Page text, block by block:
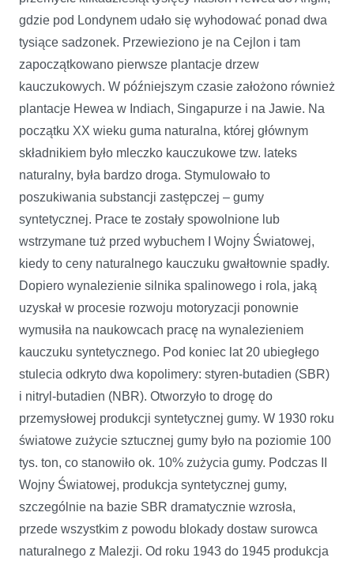
gdzie pod Londynem udało się wyhodować ponad dwa
tysiące sadzonek. Przewieziono je na Cejlon i tam
zapoczątkowano pierwsze plantacje drzew
kauczukowych. W późniejszym czasie założono również
plantacje Hewea w Indiach, Singapurze i na Jawie. Na
początku XX wieku guma naturalna, której głównym
składnikiem było mleczko kauczukowe tzw. lateks
naturalny, była bardzo droga. Stymulowało to
poszukiwania substancji zastępczej – gumy
syntetycznej. Prace te zostały spowolnione lub
wstrzymane tuż przed wybuchem I Wojny Światowej,
kiedy to ceny naturalnego kauczuku gwałtownie spadły.
Dopiero wynalezienie silnika spalinowego i rola, jaką
uzyskał w procesie rozwoju motoryzacji ponownie
wymusiła na naukowcach pracę na wynalezieniem
kauczuku syntetycznego. Pod koniec lat 20 ubiegłego
stulecia odkryto dwa kopolimery: styren-butadien (SBR)
i nitryl-butadien (NBR). Otworzyło to drogę do
przemysłowej produkcji syntetycznej gumy. W 1930 roku
światowe zużycie sztucznej gumy było na poziomie 100
tys. ton, co stanowiło ok. 10% zużycia gumy. Podczas II
Wojny Światowej, produkcja syntetycznej gumy,
szczególnie na bazie SBR dramatycznie wzrosła,
przede wszystkim z powodu blokady dostaw surowca
naturalnego z Malezji. Od roku 1943 do 1945 produkcja